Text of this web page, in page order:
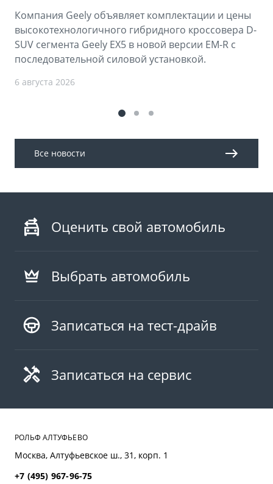
Компания Geely объявляет комплектации и цены
высокотехнологичного гибридного кроссовера D-
SUV сегмента Geely EX5 в новой версии EM-R с
последовательной силовой установкой.
6 августа 2026
Все новости
Оценить свой автомобиль
Выбрать автомобиль
Записаться на тест-драйв
Записаться на сервис
РОЛЬФ АЛТУФЬЕВО
Москва, Алтуфьевское ш., 31, корп. 1
+7 (495) 967-96-75